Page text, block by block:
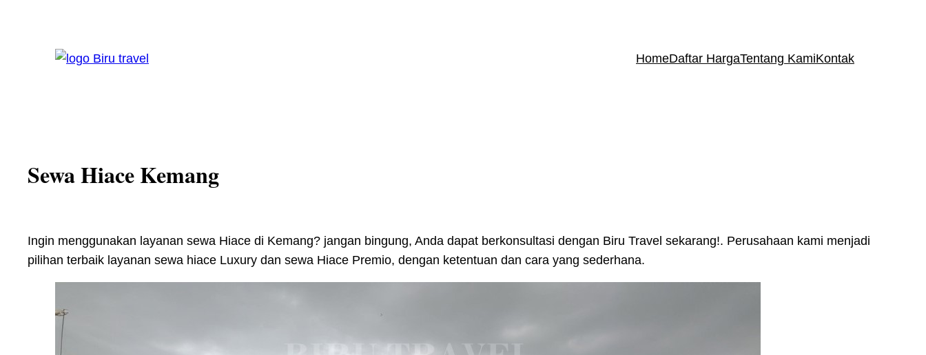
HomeDaftar HargaTentang KamiKontak
Sewa Hiace Kemang
Ingin menggunakan layanan sewa Hiace di Kemang? jangan bingung, Anda dapat berkonsultasi dengan Biru Travel sekarang!. Perusahaan kami menjadi
pilihan terbaik layanan sewa hiace Luxury dan sewa Hiace Premio, dengan ketentuan dan cara yang sederhana.